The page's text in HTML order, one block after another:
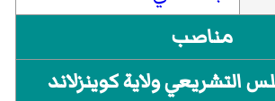
مناصب
ولاية كوينزلاند